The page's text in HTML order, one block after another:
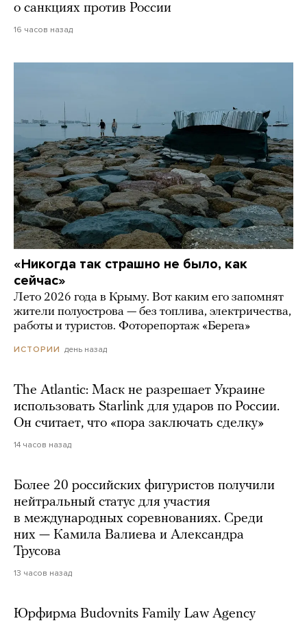
о санкциях против России
16 часов назад
«Никогда так страшно не было, как
сейчас»
Лето 2026 года в Крыму. Вот каким его запомнят
жители полуострова — без топлива, электричества,
работы и туристов. Фоторепортаж «Берега»
ИСТОРИИ день назад
The Atlantic: Маск не разрешает Украине
использовать Starlink для ударов по России.
Он считает, что «пора заключать сделку»
14 часов назад
Более 20 российских фигуристов получили
нейтральный статус для участия
в международных соревнованиях. Среди
них — Камила Валиева и Александра
Трусова
13 часов назад
Юрфирма Budovnits Family Law Agency